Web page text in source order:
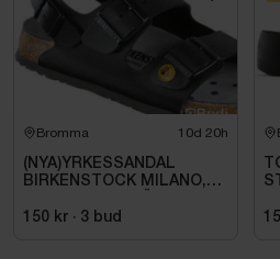
Bromma 10d 20h
(NYA)YRKESSANDAL
BIRKENSTOCK MILANO,
SVART. STL 42
150 kr · 3 bud